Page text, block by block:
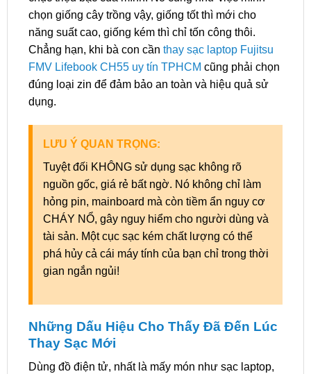
chọn giống cây trồng vậy, giống tốt thì mới cho
năng suất cao, giống kém thì chỉ tốn công thôi.
Chẳng hạn, khi bà con cần thay sạc laptop Fujitsu
FMV Lifebook CH55 uy tín TPHCM cũng phải chọn
đúng loại zin để đảm bảo an toàn và hiệu quả sử
dụng.
LƯU Ý QUAN TRỌNG:
Tuyệt đối KHÔNG sử dụng sạc không rõ
nguồn gốc, giá rẻ bất ngờ. Nó không chỉ làm
hỏng pin, mainboard mà còn tiềm ẩn nguy cơ
CHÁY NỔ, gây nguy hiểm cho người dùng và
tài sản. Một cục sạc kém chất lượng có thể
phá hủy cả cái máy tính của bạn chỉ trong thời
gian ngắn ngủi!
Những Dấu Hiệu Cho Thấy Đã Đến Lúc
Thay Sạc Mới
Dùng đồ điện tử, nhất là mấy món như sạc laptop,